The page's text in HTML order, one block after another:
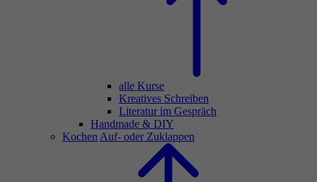
alle Kurse
Kreatives Schreiben
Literatur im Gespräch
Handmade & DIY
Kochen Auf- oder Zuklappen